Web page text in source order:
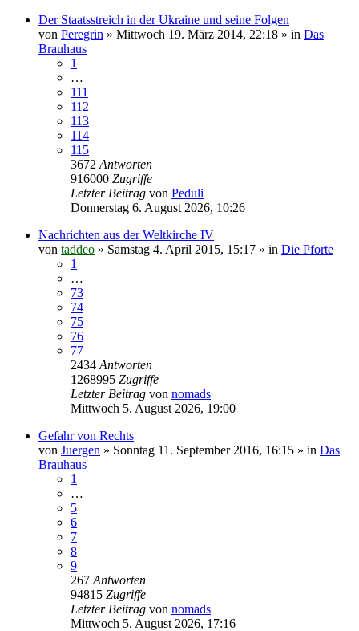
Der Staatsstreich in der Ukraine und seine Folgen
von Peregrin » Mittwoch 19. März 2014, 22:18 » in Das
Brauhaus
1
…
111
112
113
114
115
3672 Antworten
916000 Zugriffe
Letzter Beitrag von Peduli
Donnerstag 6. August 2026, 10:26
Nachrichten aus der Weltkirche IV
von taddeo » Samstag 4. April 2015, 15:17 » in Die Pforte
1
…
73
74
75
76
77
2434 Antworten
1268995 Zugriffe
Letzter Beitrag von nomads
Mittwoch 5. August 2026, 19:00
Gefahr von Rechts
von Juergen » Sonntag 11. September 2016, 16:15 » in Das
Brauhaus
1
…
5
6
7
8
9
267 Antworten
94815 Zugriffe
Letzter Beitrag von nomads
Mittwoch 5. August 2026, 17:16